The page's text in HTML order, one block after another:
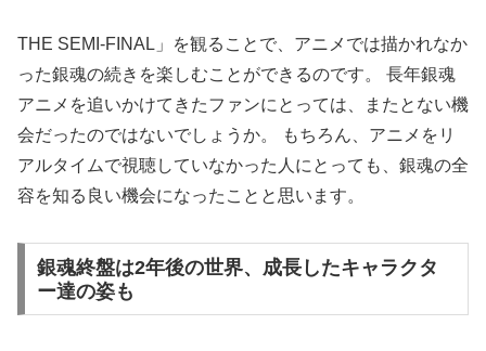
THE SEMI-FINAL」を観ることで、アニメでは描かれなか
った銀魂の続きを楽しむことができるのです。 長年銀魂
アニメを追いかけてきたファンにとっては、またとない機
会だったのではないでしょうか。 もちろん、アニメをリ
アルタイムで視聴していなかった人にとっても、銀魂の全
容を知る良い機会になったことと思います。
銀魂終盤は2年後の世界、成長したキャラクタ
ー達の姿も